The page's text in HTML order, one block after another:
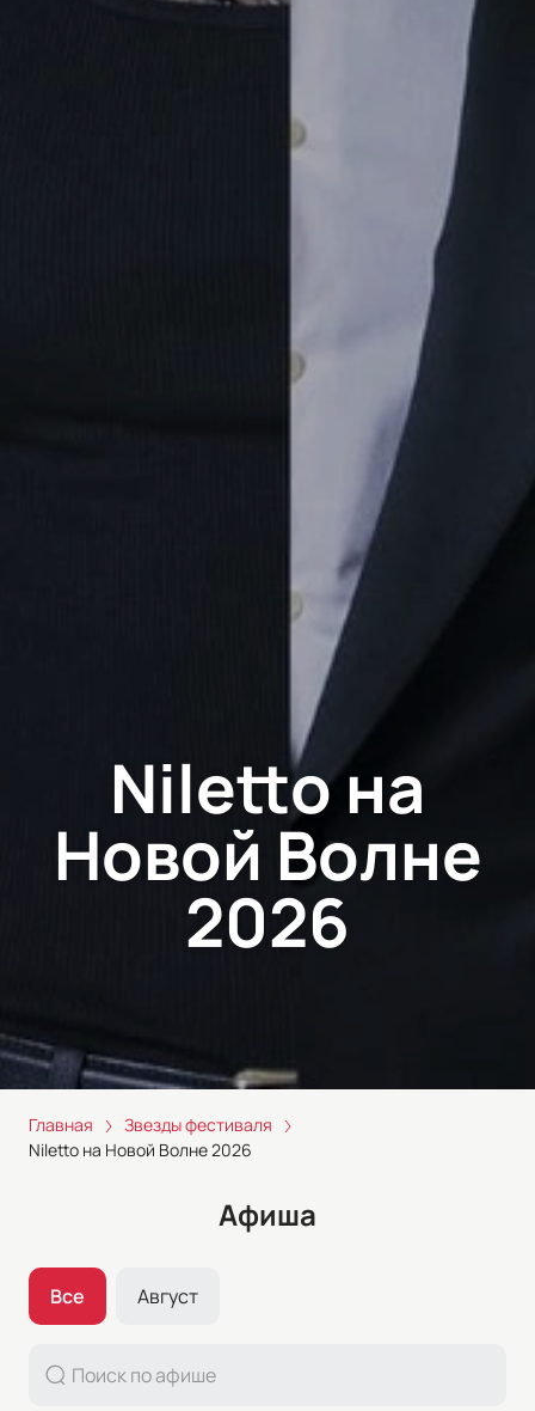
Niletto на
Новой Волне
2026
Главная
Звезды фестиваля
Niletto на Новой Волне 2026
Афиша
Все Август